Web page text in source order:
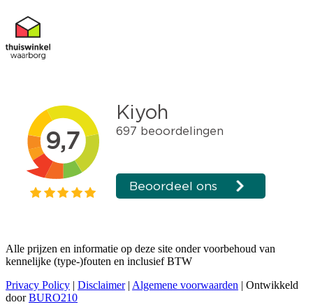
Alle prijzen en informatie op deze site onder voorbehoud van
kennelijke (type-)fouten en inclusief BTW
Privacy Policy | Disclaimer| Algemene voorwaarden | Ontwikkeld
doorBURO210